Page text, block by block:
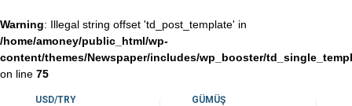
Warning: Illegal string offset 'td_post_template' in
/home/amoney/public_html/wp-
content/themes/Newspaper/includes/wp_booster/
on line 75
USD/TRY GÜMÜŞ